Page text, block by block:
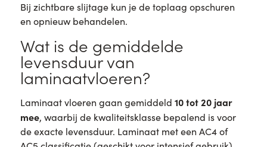
Bij zichtbare slijtage kun je de toplaag opschuren
en opnieuw behandelen.
Wat is de gemiddelde
levensduur van
laminaatvloeren?
Laminaat vloeren gaan gemiddeld 10 tot 20 jaar
mee, waarbij de kwaliteitsklasse bepalend is voor
de exacte levensduur. Laminaat met een AC4 of